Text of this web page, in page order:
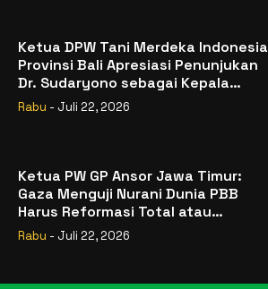
Ketua DPW Tani Merdeka Indonesia
Provinsi Bali Apresiasi Penunjukan
Dr. Sudaryono sebagai Kepala
Badan Gizi Nasional
Rabu - Juli 22, 2026
Ketua PW GP Ansor Jawa Timur:
Gaza Menguji Nurani Dunia PBB
Harus Reformasi Total atau
Kehilangan Legitimasi
Rabu - Juli 22, 2026